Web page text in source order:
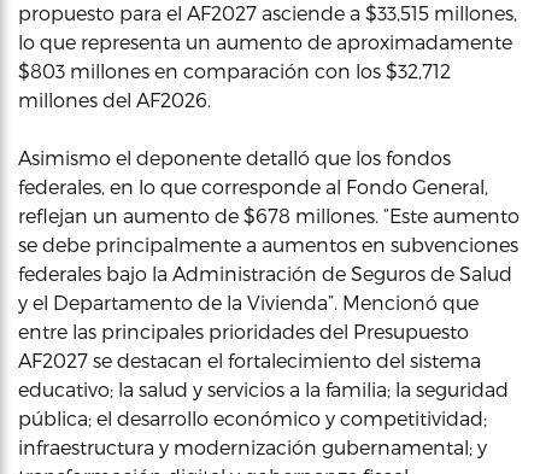
propuesto para el AF2027 asciende a $33,515 millones,
lo que representa un aumento de aproximadamente
$803 millones en comparación con los $32,712
millones del AF2026.
Asimismo el deponente detalló que los fondos
federales, en lo que corresponde al Fondo General,
reflejan un aumento de $678 millones. “Este aumento
se debe principalmente a aumentos en subvenciones
federales bajo la Administración de Seguros de Salud
y el Departamento de la Vivienda”. Mencionó que
entre las principales prioridades del Presupuesto
AF2027 se destacan el fortalecimiento del sistema
educativo; la salud y servicios a la familia; la seguridad
pública; el desarrollo económico y competitividad;
infraestructura y modernización gubernamental; y